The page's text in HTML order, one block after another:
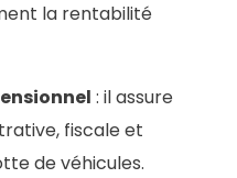
la rentabilité
: il assure
fiscale et
de véhicules.